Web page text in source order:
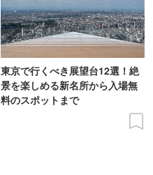
東京で行くべき展望台12選！絶
景を楽しめる新名所から入場無
料のスポットまで